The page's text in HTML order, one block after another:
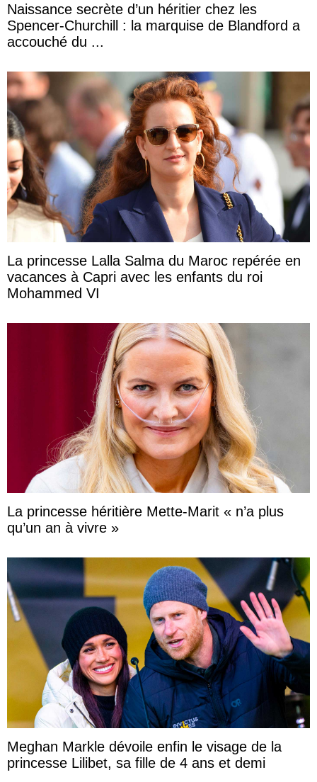
Naissance secrète d’un héritier chez les
Spencer-Churchill : la marquise de Blandford a
accouché du ...
La princesse Lalla Salma du Maroc repérée en
vacances à Capri avec les enfants du roi
Mohammed VI
La princesse héritière Mette-Marit « n’a plus
qu’un an à vivre »
Meghan Markle dévoile enfin le visage de la
princesse Lilibet, sa fille de 4 ans et demi